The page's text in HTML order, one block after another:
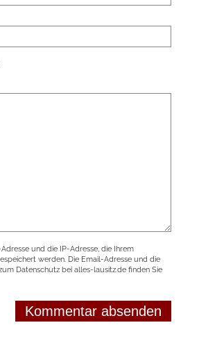
und die IP-Adresse, die Ihrem
werden. Die Email-Adresse und die
Datenschutz bei alles-lausitz.de finden Sie